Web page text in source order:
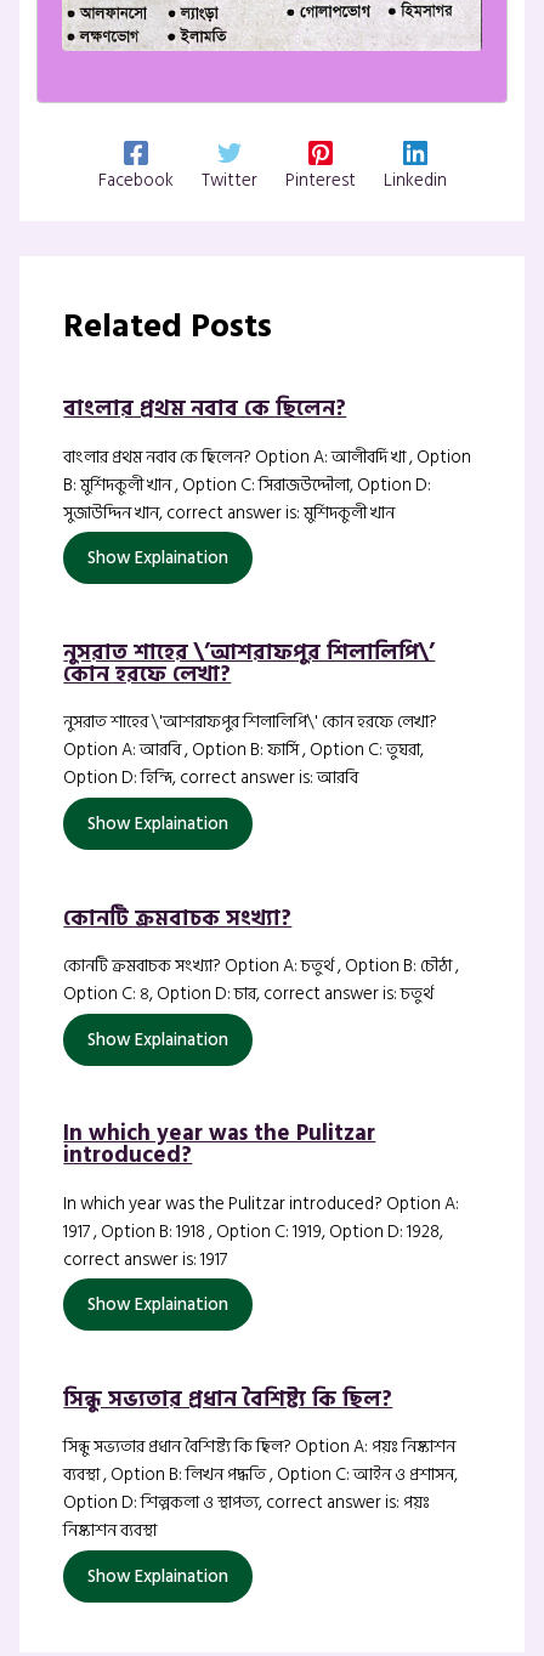
Facebook Twitter Pinterest Linkedin
Related Posts
বাংলার প্রথম নবাব কে ছিলেন?
বাংলার প্রথম নবাব কে ছিলেন? Option A: আলীবর্দি খা , Option
B: মুর্শিদকুলী খান , Option C: সিরাজউদ্দৌলা, Option D:
সুজাউদ্দিন খান, correct answer is: মুর্শিদকুলী খান
Show Explaination
নুসরাত শাহের \’আশরাফপুর শিলালিপি\’
কোন হরফে লেখা?
নুসরাত শাহের \'আশরাফপুর শিলালিপি\' কোন হরফে লেখা?
Option A: আরবি , Option B: ফার্সি , Option C: তুঘরা,
Option D: হিন্দি, correct answer is: আরবি
Show Explaination
কোনটি ক্রমবাচক সংখ্যা?
কোনটি ক্রমবাচক সংখ্যা? Option A: চতুর্থ , Option B: চৌঠা ,
Option C: ৪, Option D: চার, correct answer is: চতুর্থ
Show Explaination
In which year was the Pulitzar
introduced?
In which year was the Pulitzar introduced? Option A:
1917 , Option B: 1918 , Option C: 1919, Option D: 1928,
correct answer is: 1917
Show Explaination
সিন্ধু সভ্যতার প্রধান বৈশিষ্ট্য কি ছিল?
সিন্ধু সভ্যতার প্রধান বৈশিষ্ট্য কি ছিল? Option A: পয়ঃ নিষ্কাশন
ব্যবস্থা , Option B: লিখন পদ্ধতি , Option C: আইন ও প্রশাসন,
Option D: শিল্পকলা ও স্থাপত্য, correct answer is: পয়ঃ
নিষ্কাশন ব্যবস্থা
Show Explaination